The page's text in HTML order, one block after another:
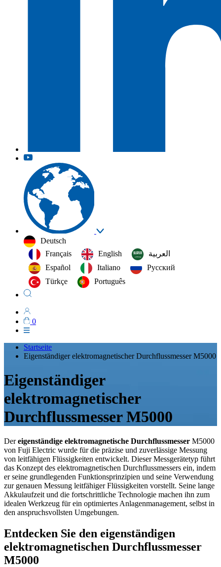
Deutsch
Français
English
العربية‏
Español
Italiano
Русский
Türkçe
Português
0
Startseite
Eigenständiger elektromagnetischer Durchflussmesser M5000
Eigenständiger
elektromagnetischer
Durchflussmesser M5000
Dereigenständige elektromagnetische Durchflussmesser M5000
von Fuji Electric wurde für die präzise und zuverlässige Messung
von leitfähigen Flüssigkeiten entwickelt. Dieser Messgerätetyp führt
das Konzept des elektromagnetischen Durchflussmessers ein, indem
er seine grundlegenden Funktionsprinzipien und seine Verwendung
zur genauen Messung leitfähiger Flüssigkeiten vorstellt. Seine lange
Akkulaufzeit und die fortschrittliche Technologie machen ihn zum
idealen Werkzeug für ein optimiertes Anlagenmanagement, selbst in
den anspruchsvollsten Umgebungen.
Entdecken Sie den eigenständigen
elektromagnetischen Durchflussmesser
M5000